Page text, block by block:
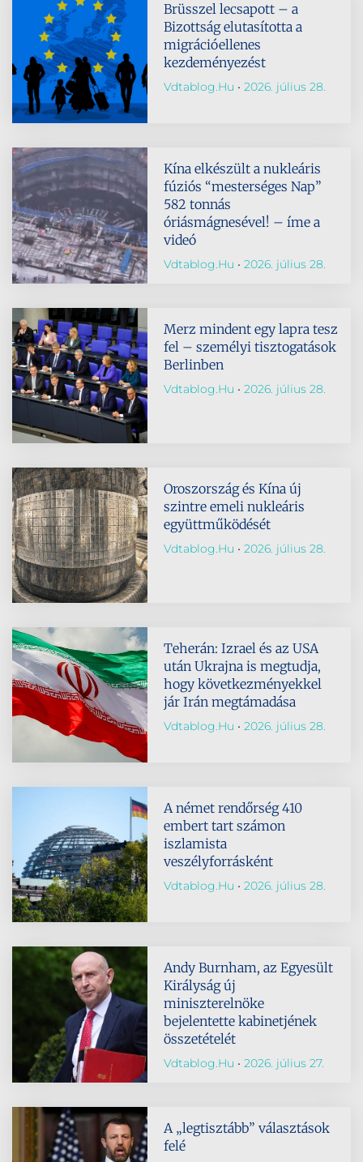
Brüsszel lecsapott – a
Bizottság elutasította a
migrációellenes
kezdeményezést
Vdtablog.hu 2026. július 28.
Kína elkészült a nukleáris
fúziós “mesterséges Nap”
582 tonnás
óriásmágnesével! – íme a
videó
Vdtablog.hu 2026. július 28.
Merz mindent egy lapra tesz
fel – személyi tisztogatások
Berlinben
Vdtablog.hu 2026. július 28.
Oroszország és Kína új
szintre emeli nukleáris
együttműködését
Vdtablog.hu 2026. július 28.
Teherán: Izrael és az USA
után Ukrajna is megtudja,
hogy következményekkel
jár Irán megtámadása
Vdtablog.hu 2026. július 28.
A német rendőrség 410
embert tart számon
iszlamista
veszélyforrásként
Vdtablog.hu 2026. július 28.
Andy Burnham, az Egyesült
Királyság új
miniszterelnöke
bejelentette kabinetjének
összetételét
Vdtablog.hu 2026. július 27.
A „legtisztább” választások
felé